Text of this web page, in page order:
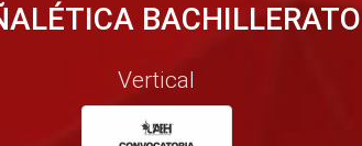
BACHILLERATO
Vertical